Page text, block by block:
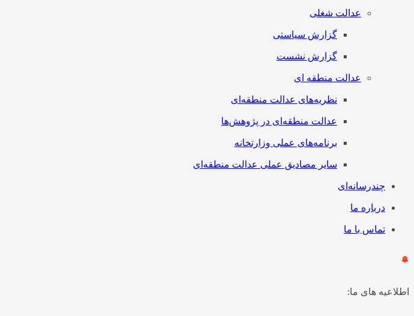
عدالت شغلی
گزارش سیاستی
گزارش نشست
عدالت منطقه ای
نظریه‌های عدالت منطقه‌ای
عدالت منطقه‌ای در پژوهش‌ها
برنامه‌های عملی وزارتخانه
سایر مصادیق عملی عدالت منطقه‌ای
چندرسانه‌ای
درباره ما
تماس با ما
اطلاعیه های ما: